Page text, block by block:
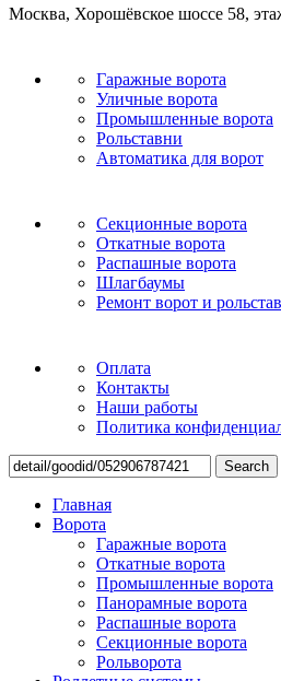
Москва, Хорошёвское шоссе 58,
Гаражные ворота
Уличные ворота
Промышленные ворота
Рольставни
Автоматика для ворот
Секционные ворота
Откатные ворота
Распашные ворота
Шлагбаумы
Ремонт ворот и
Оплата
Контакты
Наши работы
Политика
Search
Главная
Ворота
Гаражные ворота
Откатные ворота
Промышленные ворота
Панорамные ворота
Распашные ворота
Секционные ворота
Рольворота